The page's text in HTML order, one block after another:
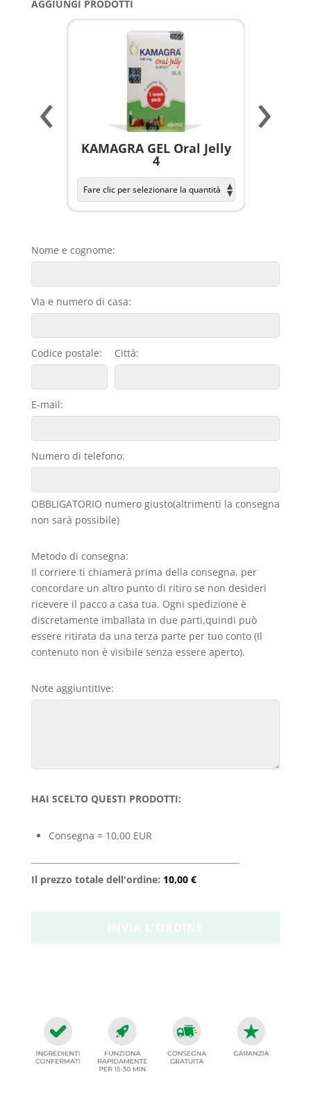
AGGIUNGI PRODOTTI
KAMAGRA GEL Oral Jelly
4
‹ ›
Nome e cognome:
Via e numero di casa:
Codice postale: Città:
E-mail:
Numero di telefono:
OBBLIGATORIO numero giusto(altrimenti la consegna
non sarà possibile)
Metodo di consegna:
Il corriere ti chiamerà prima della consegna, per
concordare un altro punto di ritiro se non desideri
ricevere il pacco a casa tua. Ogni spedizione è
discretamente imballata in due parti,quindi può
essere ritirata da una terza parte per tuo conto (Il
contenuto non è visibile senza essere aperto).
Note aggiuntitive:
HAI SCELTO QUESTI PRODOTTI:
Consegna = 10,00 EUR
Il prezzo totale dell'ordine: 10,00 €